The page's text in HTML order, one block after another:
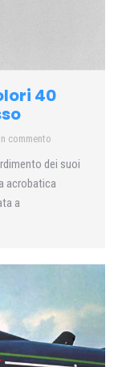
40
commento
dei suoi
acrobatica
a